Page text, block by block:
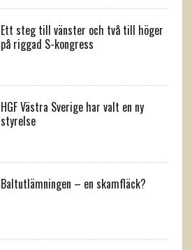
Ett steg till vänster och två till höger
på riggad S-kongress
HGF Västra Sverige har valt en ny
styrelse
Baltutlämningen – en skamfläck?